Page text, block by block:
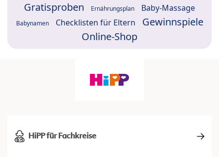
Gratisproben Ernährungsplan Baby-Massage
Babynamen Checklisten für Eltern
Gewinnspiele
Online-Shop
HiPP für Fachkreise